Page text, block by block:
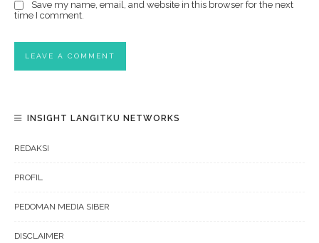
Save my name, email, and website in this browser for the next
time I comment.
INSIGHT LANGITKU NETWORKS
REDAKSI
PROFIL
PEDOMAN MEDIA SIBER
DISCLAIMER